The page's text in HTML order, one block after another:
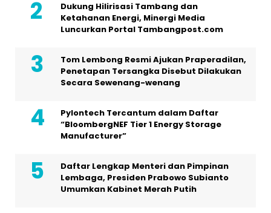
Dukung Hilirisasi Tambang dan
Ketahanan Energi, Minergi Media
Luncurkan Portal Tambangpost.com
Tom Lembong Resmi Ajukan Praperadilan,
Penetapan Tersangka Disebut Dilakukan
Secara Sewenang-wenang
Pylontech Tercantum dalam Daftar
“BloombergNEF Tier 1 Energy Storage
Manufacturer”
Daftar Lengkap Menteri dan Pimpinan
Lembaga, Presiden Prabowo Subianto
Umumkan Kabinet Merah Putih